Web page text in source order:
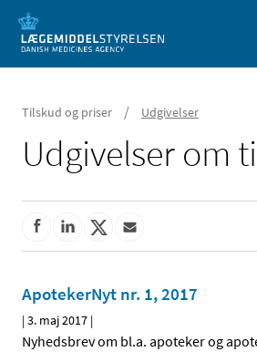
Mobil visning
Tilskud og priser / Udgivelser
Udgivelser om
ApotekerNyt nr. 1, 2017
|3. maj 2017 |
Nyhedsbrev om bl.a. apoteker og